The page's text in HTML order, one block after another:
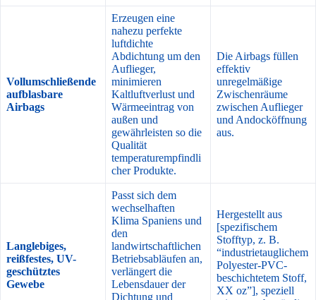
Vollumschließende
aufblasbare
Airbags
Erzeugen eine
nahezu perfekte
luftdichte
Abdichtung um den
Auflieger,
minimieren
Kaltluftverlust und
Wärmeeintrag von
außen und
gewährleisten so die
Qualität
temperaturempfindli
cher Produkte.
Die Airbags füllen
effektiv
unregelmäßige
Zwischenräume
zwischen Auflieger
und Andocköffnung
aus.
Langlebiges,
reißfestes, UV-
geschütztes
Gewebe
Passt sich dem
wechselhaften
Klima Spaniens und
den
landwirtschaftlichen
Betriebsabläufen an,
verlängert die
Lebensdauer der
Dichtung und
Hergestellt aus
[spezifischem
Stofftyp, z. B.
“industrietauglichem
Polyester-PVC-
beschichtetem Stoff,
XX oz”], speziell